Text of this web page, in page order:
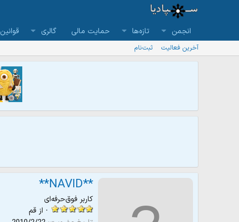
انجمن تازه‌ها حمایت مالی گالری قوانین
آخرین فعالیت ثبت‌نام
**NAVID**
کاربر فوق‌حرفه‌ای
· از قم